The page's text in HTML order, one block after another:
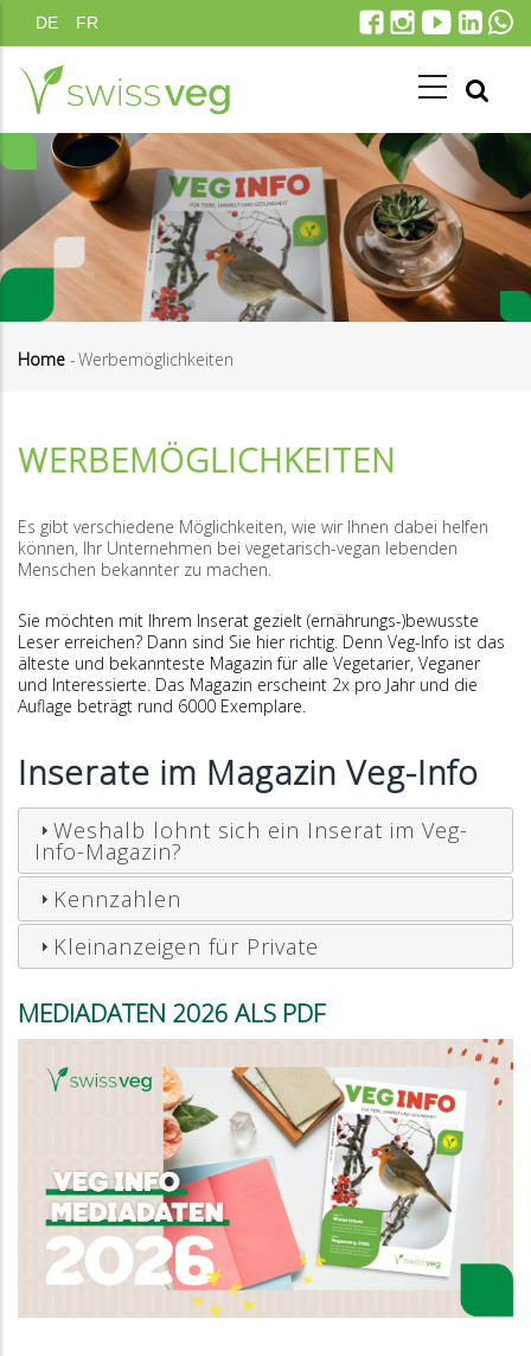
to
main
content
DE FR
Home -Werbemöglichkeiten
WERBEMÖGLICHKEITEN
Es gibt verschiedene Möglichkeiten, wie wir Ihnen dabei helfen
können, Ihr Unternehmen bei vegetarisch-vegan lebenden
Menschen bekannter zu machen.
Sie möchten mit Ihrem Inserat gezielt (ernährungs-)bewusste
Leser erreichen? Dann sind Sie hier richtig. Denn Veg-Info ist das
älteste und bekannteste Magazin für alle Vegetarier, Veganer
und Interessierte. Das Magazin erscheint 2x pro Jahr und die
Auflage beträgt rund 6000 Exemplare.
Inserate im Magazin Veg-Info
Weshalb lohnt sich ein Inserat im Veg-
Info-Magazin?
Kennzahlen
Kleinanzeigen für Private
MEDIADATEN 2026 ALS PDF